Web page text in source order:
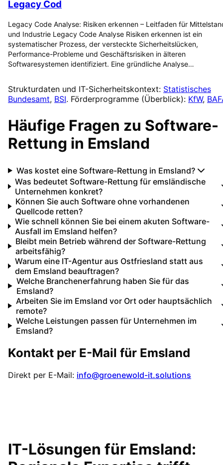
Legacy Cod
Legacy Code Analyse: Risiken erkennen – Leitfaden für
und Industrie Legacy Code Analyse Risiken erkennen ist ein
systematischer Prozess, der versteckte Sicherheitslücken,
Performance-Probleme und Geschäftsrisiken in älteren
Softwaresystemen identifiziert. Eine gründliche Analyse…
Strukturdaten und IT-Sicherheitskontext: Statistisches
Bundesamt, BSI. Förderprogramme (Überblick): KfW,
Häufige Fragen zu Software-
Rettung in Emsland
Was kostet eine Software-Rettung in Emsland?
Was bedeutet Software-Rettung für emsländische
Unternehmen konkret?
Können Sie auch Software ohne vorhandenen
Quellcode retten?
Wie schnell können Sie bei einem akuten Software-
Ausfall im Emsland helfen?
Bleibt mein Betrieb während der Software-Rettung
arbeitsfähig?
Warum eine IT-Agentur aus Ostfriesland statt aus
dem Emsland beauftragen?
Welche Branchenerfahrung haben Sie für das
Emsland?
Arbeiten Sie im Emsland vor Ort oder hauptsächlich
remote?
Welche Leistungen passen für Unternehmen im
Emsland?
Kontakt per E-Mail für Emsland
Direkt per E-Mail: info@groenewold-it.solutions
IT-Lösungen für Emsland: